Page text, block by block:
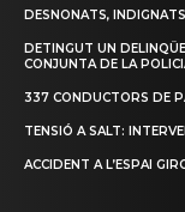
DESNONATS,
DETINGUT UN
CONJUNTA DE LA
337 CONDUCTORS DE
TENSIÓ A SALT:
ACCIDENT A L’ESPAI